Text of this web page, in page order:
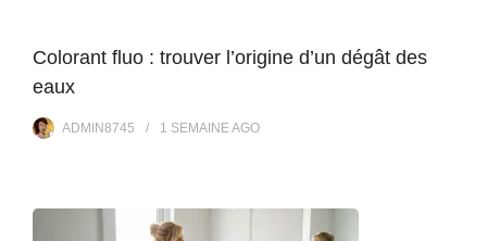
Colorant fluo : trouver l’origine d’un dégât des
eaux
ADMIN8745 1 SEMAINE AGO